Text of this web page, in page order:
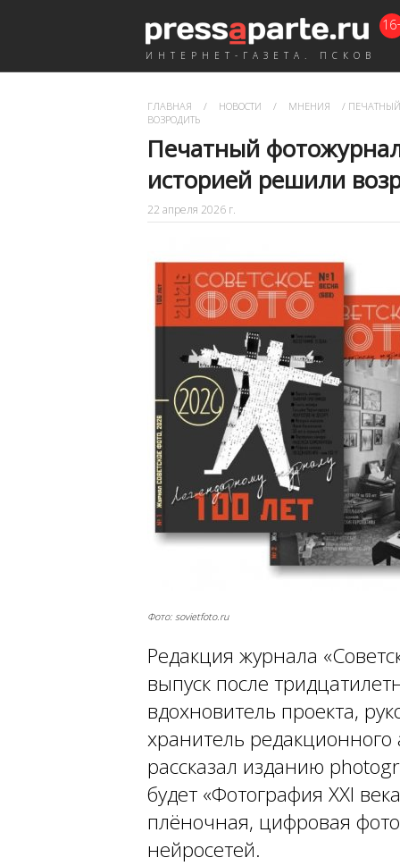
ИНТЕРНЕТ-ГАЗЕТА. ПСКОВ
ГЛАВНАЯ / НОВОСТИ / МНЕНИЯ /
ВОЗРОДИТЬ
Печатный
историей решили
22 апреля 2026 г.
Фото: sovietfoto.ru
Редакция журнала
выпуск после
вдохновитель проекта,
хранитель
рассказал изданию
будет «Фотография XXI
плёночная, цифровая
нейросетей.